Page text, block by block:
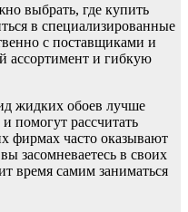
выбрать, где купить
в специализированные
с поставщиками и
ассортимент и гибкую
жидких обоев лучше
помогут рассчитать
фирмах часто оказывают
засомневаетесь в своих
время самим заниматься